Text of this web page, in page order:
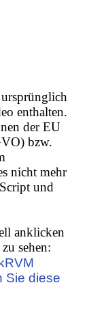
enthalten.
der EU
bzw.
nicht mehr
und
anklicken
sehen:
Sie diese